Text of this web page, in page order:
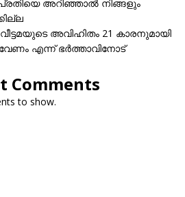
അറിഞ്ഞാൽ നിങ്ങളും
അവിഹിതം 21 കാരനുമായി
എന്ന് ഭർത്താവിനോട്
Comments
to show.